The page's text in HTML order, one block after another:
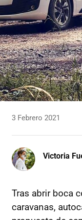
3 Febrero 2021
Victoria
Tras abrir boca
caravanas,